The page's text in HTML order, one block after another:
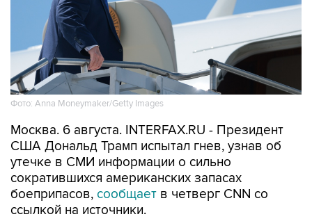
Фото: Anna Moneymaker/Getty Images
Москва. 6 августа. INTERFAX.RU - Президент
США Дональд Трамп испытал гнев, узнав об
утечке в СМИ информации о сильно
сократившихся американских запасах
боеприпасов, сообщает в четверг CNN со
ссылкой на источники.